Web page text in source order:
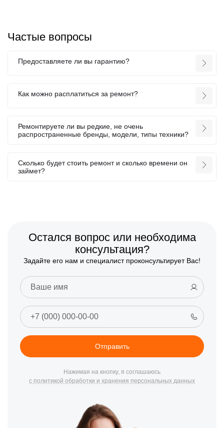
Частые вопросы
Предоставляете ли вы гарантию?
Как можно расплатиться за ремонт?
Ремонтируете ли вы редкие, не очень
распространенные бренды, модели, типы техники?
Сколько будет стоить ремонт и сколько времени он
займет?
Остался вопрос или необходима
консультация?
Задайте его нам и специалист проконсультирует Вас!
Отправить
Нажимая на кнопку, я соглашаюсь
с политикой обработки и хранения персональных данных